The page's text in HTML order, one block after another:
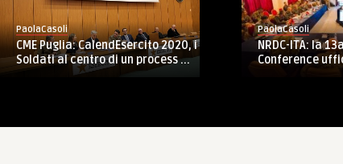
2020, i
...
PaolaCasoli
NRDC-ITA: la 13a Plenary Meeting
Conference ufficializza il prossi ...